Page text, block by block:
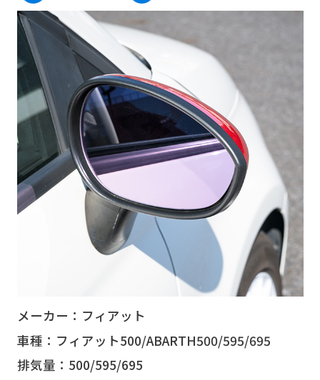
メーカー：フィアット
車種：フィアット500/ABARTH500/595/695
排気量：500/595/695